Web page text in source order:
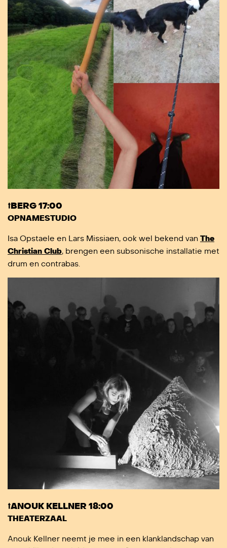
⭡BERG 17:00
OPNAMESTUDIO
Isa Opstaele en Lars Missiaen, ook wel bekend van The
Christian Club, brengen een subsonische installatie met
drum en contrabas.
⭡ANOUK KELLNER 18:00
THEATERZAAL
Anouk Kellner neemt je mee in een klanklandschap van